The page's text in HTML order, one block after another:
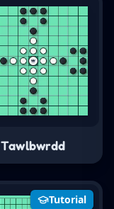
Tawlbwrdd
Tutorial